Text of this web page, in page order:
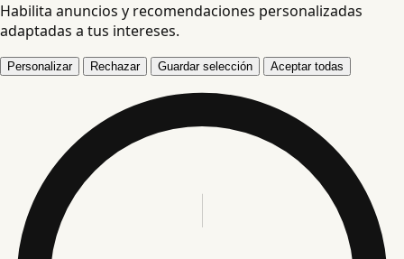
Habilita anuncios y recomendaciones personalizadas
adaptadas a tus intereses.
Personalizar Rechazar Guardar selección Aceptar todas